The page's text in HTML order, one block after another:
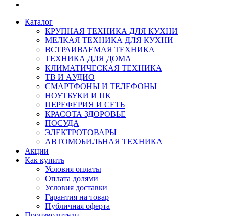
Каталог
КРУПНАЯ ТЕХНИКА ДЛЯ КУХНИ
МЕЛКАЯ ТЕХНИКА ДЛЯ КУХНИ
ВСТРАИВАЕМАЯ ТЕХНИКА
ТЕХНИКА ДЛЯ ДОМА
КЛИМАТИЧЕСКАЯ ТЕХНИКА
ТВ И AУДИО
СМАРТФОНЫ И ТЕЛЕФОНЫ
НОУТБУКИ И ПК
ПЕРЕФЕРИЯ И СЕТЬ
КРАСОТА ЗДОРОВЬЕ
ПОСУДА
ЭЛЕКТРОТОВАРЫ
АВТОМОБИЛЬНАЯ ТЕХНИКА
Акции
Как купить
Условия оплаты
Оплата долями
Условия доставки
Гарантия на товар
Публичная оферта